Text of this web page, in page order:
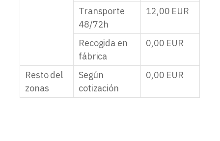
Transporte
48/72h
12,00 EUR
Recogida en
fábrica
0,00 EUR
Resto del
zonas
Según
cotización
0,00 EUR